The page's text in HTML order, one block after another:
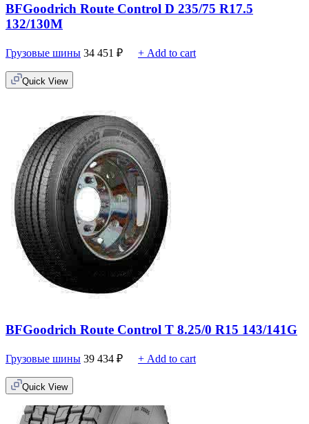
BFGoodrich Route Control D 235/75 R17.5
132/130M
Грузовые шины 34 451 ₽ + Add to cart
Quick View
BFGoodrich Route Control T 8.25/0 R15 143/141G
Грузовые шины 39 434 ₽ + Add to cart
Quick View